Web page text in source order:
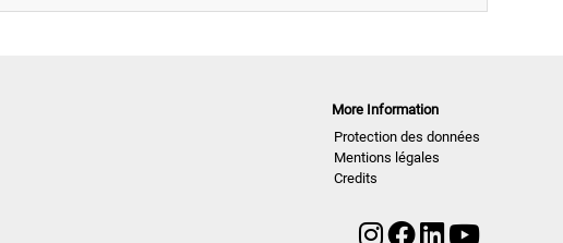
More Information
Protection des données
Mentions légales
Credits